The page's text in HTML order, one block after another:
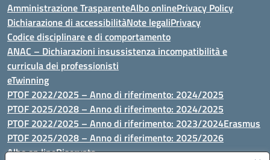
Amministrazione TrasparenteAlbo onlinePrivacy Policy
Dichiarazione di accessibilitàNote legaliPrivacy
Codice disciplinare e di comportamento
ANAC – Dichiarazioni insussistenza incompatibilità e
curricula dei professionisti
eTwinning
PTOF 2022/2025 – Anno di riferimento: 2024/2025
PTOF 2025/2028 – Anno di riferimento: 2024/2025
PTOF 2022/2025 – Anno di riferimento: 2023/2024Erasmus
PTOF 2025/2028 – Anno di riferimento: 2025/2026
Albo on lineRiservata